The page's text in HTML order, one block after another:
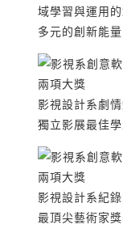
域學習與運用
多元的創新能量
影視設計系劇
獨立影展最佳
影視設計系紀
最頂尖藝術家